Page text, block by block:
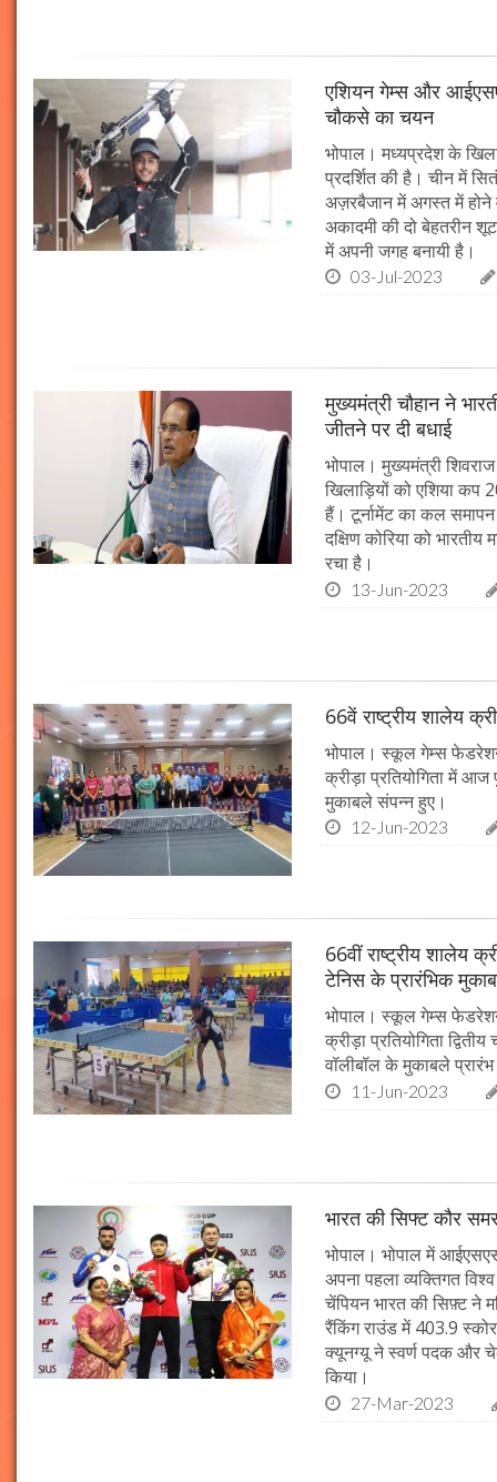
एशियन गेम्स और
चौकसे का चयन
भोपाल। मध्यप्रदेश के
प्रदर्शित की है। चीन में
अज़रबैजान में अगस्त में होने
अकादमी की दो बेहतरीन
में अपनी जगह बनायी है।
03-Jul-2023
मुख्यमंत्री चौहान ने
जीतने पर दी बधाई
भोपाल। मुख्यमंत्री
खिलाड़ियों को एशिया कप
हैं। टूर्नामेंट का कल समापन
दक्षिण कोरिया को
रचा है।
13-Jun-2023
66वें राष्ट्रीय शालेय
भोपाल। स्कूल गेम्स फेडरेशन
क्रीड़ा प्रतियोगिता में
मुकाबले संपन्न हुए।
12-Jun-2023
66वीं राष्ट्रीय शालेय
टेनिस के प्रारंभिक
भोपाल। स्कूल गेम्स फेडरेशन
क्रीड़ा प्रतियोगिता
वॉलीबॉल के मुकाबले
11-Jun-2023
भारत की सिफ्ट कौर
भोपाल। भोपाल में
अपना पहला व्यक्तिगत
चेंपियन भारत की सिफ़्ट ने
रैंकिंग राउंड में 403.9
क्यूनग्यू ने स्वर्ण पदक और
किया।
27-Mar-2023